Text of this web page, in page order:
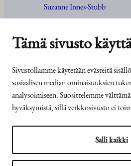
Tämä sivusto
Sivustollamme käytetään evästeitä
sosiaalisen median ominaisuuksien
analysoimiseen. Suosittelemme
hyväksymistä, sillä verkkosivusto ei
Salli kaikki
Suzanne Innes-Stubb
Kanslia ja yhteystiedot
Yhteystiedot
Tehtävät ja organisaatio
Medialle